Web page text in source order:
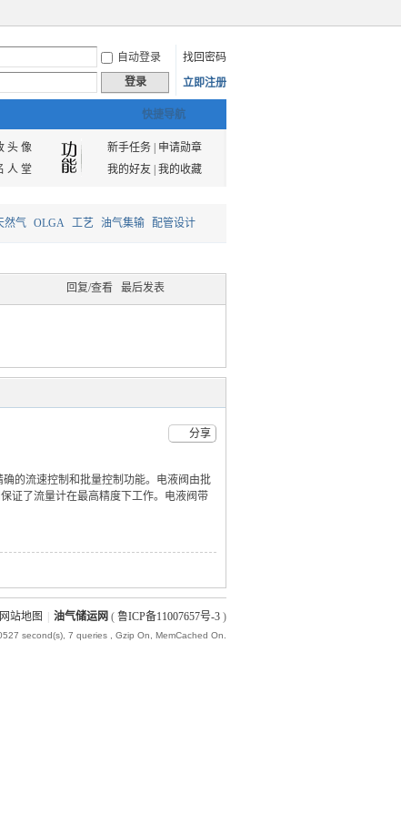
自动登录
找回密码
登录 立即注册
快捷导航
头 像 新手任务|
申请勋章
人 堂 我的好友| 我的收藏
然气 OLGA 工艺 油气集输 配管设计
回复/查看 最后发表
分享
的流速控制和批量控制功能。电液阀由批
证了流量计在最高精度下工作。电液阀带
网站地图 油气储运网 ( 鲁ICP备11007657号-3 )
second(s), 7 queries , Gzip On, MemCached On.